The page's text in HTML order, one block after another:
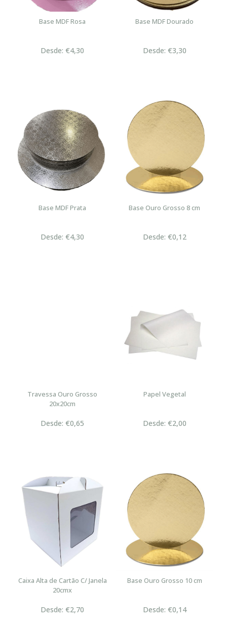
Base MDF Rosa
Desde: €4,30
Base MDF Dourado
Desde: €3,30
Base MDF Prata
Desde: €4,30
Base Ouro Grosso 8 cm
Desde: €0,12
Travessa Ouro Grosso
20x20cm
Desde: €0,65
Papel Vegetal
Desde: €2,00
Caixa Alta de Cartão C/ Janela
20cmx
Desde: €2,70
Base Ouro Grosso 10 cm
Desde: €0,14